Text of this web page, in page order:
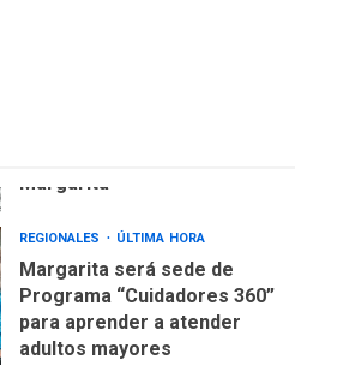
Margarita
REGIONALES ÚLTIMA HORA
Margarita será sede de
Programa “Cuidadores 360”
para aprender a atender
adultos mayores